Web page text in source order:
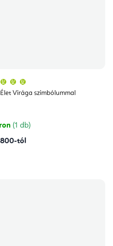
Virága szimbólummal
átlagos
értékelése
csillag.
(1 db)
800-tól